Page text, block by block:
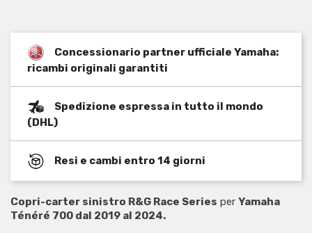
Concessionario partner ufficiale Yamaha:
ricambi originali garantiti
Spedizione espressa in tutto il mondo
(DHL)
Resi e cambi entro 14 giorni
Copri-carter sinistro R&G Race Series per Yamaha
Ténéré 700 dal 2019 al 2024.